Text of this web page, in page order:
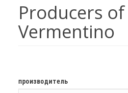
Producers of
Vermentino
производитель